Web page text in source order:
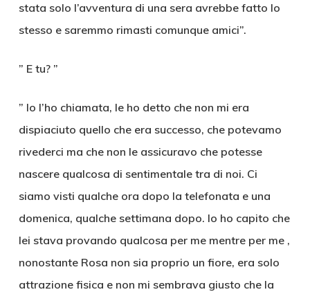
stata solo l’avventura di una sera avrebbe fatto lo
stesso e saremmo rimasti comunque amici”.
” E tu? ”
” Io l’ho chiamata, le ho detto che non mi era
dispiaciuto quello che era successo, che potevamo
rivederci ma che non le assicuravo che potesse
nascere qualcosa di sentimentale tra di noi. Ci
siamo visti qualche ora dopo la telefonata e una
domenica, qualche settimana dopo. Io ho capito che
lei stava provando qualcosa per me mentre per me ,
nonostante Rosa non sia proprio un fiore, era solo
attrazione fisica e non mi sembrava giusto che la